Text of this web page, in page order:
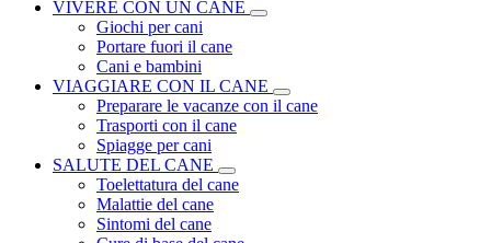
VIVERE CON UN CANE
Giochi per cani
Portare fuori il cane
Cani e bambini
VIAGGIARE CON IL CANE
Preparare le vacanze con il cane
Trasporti con il cane
Spiagge per cani
SALUTE DEL CANE
Toelettatura del cane
Malattie del cane
Sintomi del cane